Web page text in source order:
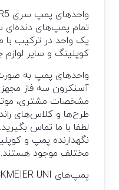
واحدهای پمپ سری R5
یک واحد در ترکیب با
کوپلینگ و سایر
واحدهای پمپ به صورت
آسنکرون سه فاز مجهز
طرح‌ها و کلاس‌های
لطفا با ما تماس
نگهدارنده پمپ و
مختلف موجود هستند.
پمپ‌های RICKMEIER UNI